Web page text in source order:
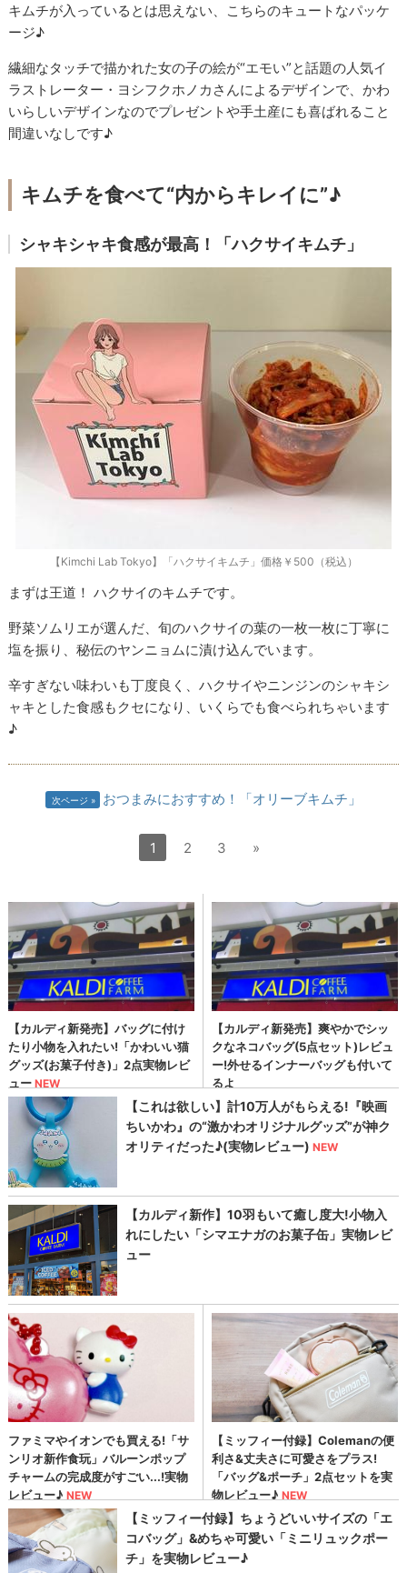
キムチが入っているとは思えない、こちらのキュートなパッケ
ージ♪
繊細なタッチで描かれた女の子の絵が“エモい”と話題の人気イ
ラストレーター・ヨシフクホノカさんによるデザインで、かわ
いらしいデザインなのでプレゼントや手土産にも喜ばれること
間違いなしです♪
キムチを食べて“内からキレイに”♪
シャキシャキ食感が最高！「ハクサイキムチ」
【Kimchi Lab Tokyo】「ハクサイキムチ」価格￥500（税込）
まずは王道！ ハクサイのキムチです。
野菜ソムリエが選んだ、旬のハクサイの葉の一枚一枚に丁寧に
塩を振り、秘伝のヤンニョムに漬け込んでいます。
辛すぎない味わいも丁度良く、ハクサイやニンジンのシャキシ
ャキとした食感もクセになり、いくらでも食べられちゃいます
♪
次ページ おつまみにおすすめ！「オリーブキムチ」
1 2 3 »